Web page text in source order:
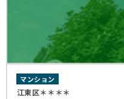
マンション
江東区＊＊＊＊